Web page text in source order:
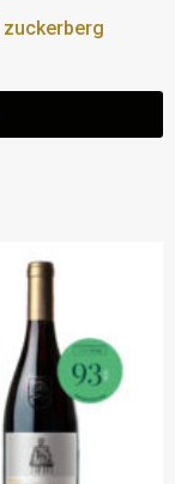
zuckerberg